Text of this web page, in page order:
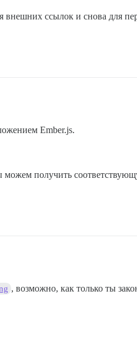
внешних ссылок и снова для
Ember.js.
можем получить
, возможно, как только ты